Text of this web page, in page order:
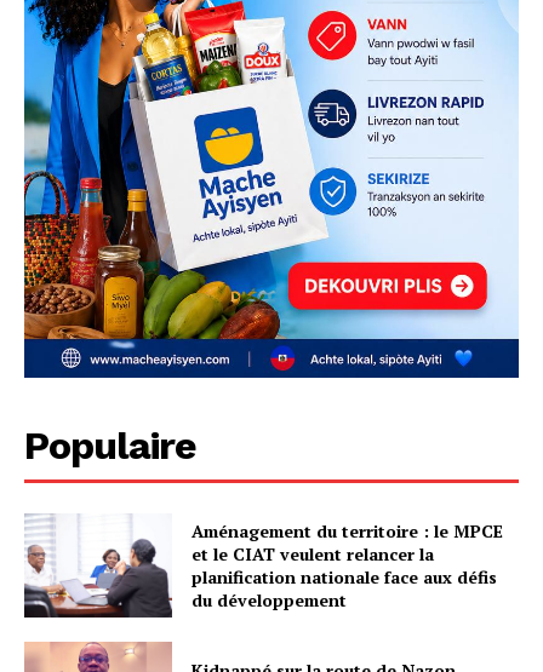
Populaire
Aménagement du territoire : le MPCE
et le CIAT veulent relancer la
planification nationale face aux défis
du développement